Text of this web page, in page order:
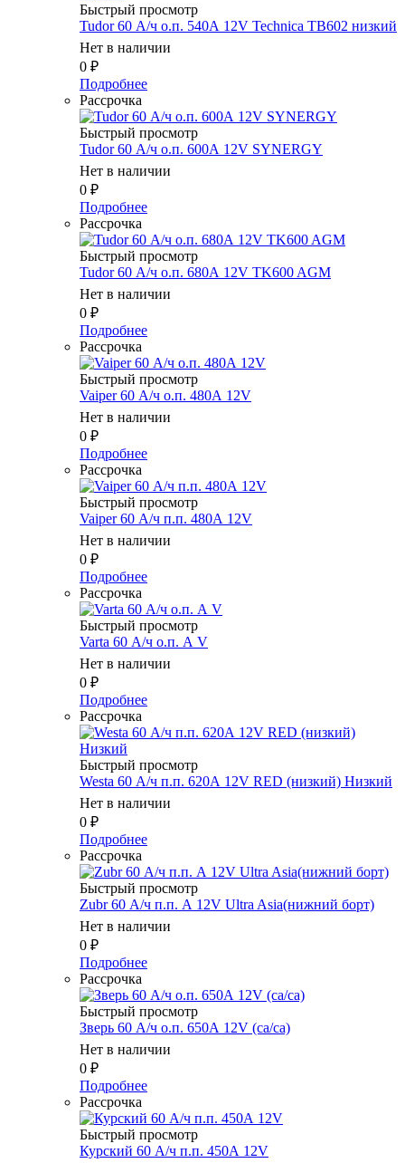
Быстрый просмотр
Tudor 60 А/ч о.п. 540А 12V Technica TB602 низкий
Нет в наличии
0 ₽
Подробнее
Рассрочка
Быстрый просмотр
Tudor 60 А/ч о.п. 600А 12V SYNERGY
Нет в наличии
0 ₽
Подробнее
Рассрочка
Быстрый просмотр
Tudor 60 А/ч о.п. 680А 12V TK600 AGM
Нет в наличии
0 ₽
Подробнее
Рассрочка
Быстрый просмотр
Vaiper 60 А/ч о.п. 480А 12V
Нет в наличии
0 ₽
Подробнее
Рассрочка
Быстрый просмотр
Vaiper 60 А/ч п.п. 480А 12V
Нет в наличии
0 ₽
Подробнее
Рассрочка
Быстрый просмотр
Varta 60 А/ч о.п. А V
Нет в наличии
0 ₽
Подробнее
Рассрочка
Быстрый просмотр
Westa 60 А/ч п.п. 620А 12V RED (низкий) Низкий
Нет в наличии
0 ₽
Подробнее
Рассрочка
Быстрый просмотр
Zubr 60 А/ч п.п. А 12V Ultra Asia(нижний борт)
Нет в наличии
0 ₽
Подробнее
Рассрочка
Быстрый просмотр
Зверь 60 А/ч о.п. 650А 12V (ca/ca)
Нет в наличии
0 ₽
Подробнее
Рассрочка
Быстрый просмотр
Курский 60 А/ч п.п. 450А 12V